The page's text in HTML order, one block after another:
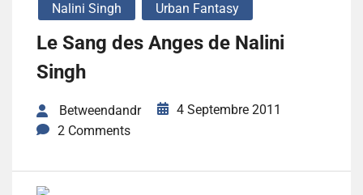
Nalini Singh Urban Fantasy
Le Sang des Anges de Nalini
Singh
Betweendandr
4 Septembre 2011
2 Comments